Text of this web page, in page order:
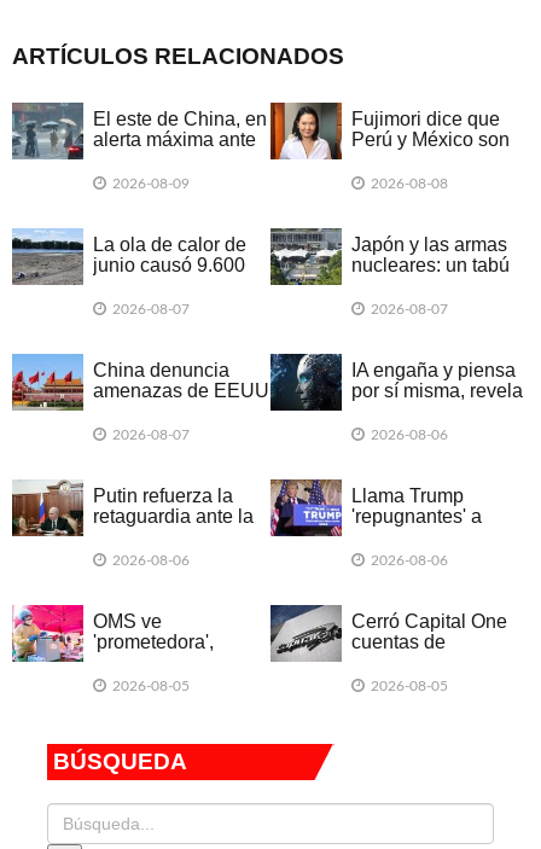
ARTÍCULOS RELACIONADOS
El este de China, en
alerta máxima ante
Dolphin
2026-08-09
Fujimori dice que
Perú y México son
2026-08-08
La ola de calor de
junio causó 9.600
Alemania
2026-08-07
Japón y las armas
nucleares: un tabú
romperse
2026-08-07
China denuncia
amenazas de EEUU
2026-08-07
IA engaña y piensa
por sí misma, revela
2026-08-06
Putin refuerza la
retaguardia ante la
ucraniana
2026-08-06
Llama Trump
'repugnantes' a
por aranceles
2026-08-06
OMS ve
'prometedora',
contra brote de
2026-08-05
Cerró Capital One
cuentas de
por posible lavado
2026-08-05
BÚSQUEDA